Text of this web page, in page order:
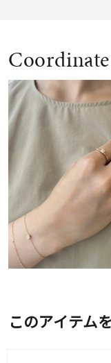
Coordinate
このアイテム